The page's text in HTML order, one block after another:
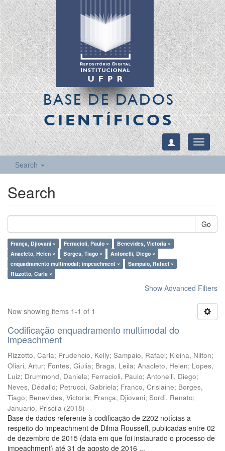
BASE DE DADOS
CIENTÍFICOS
Toggle
Search
Search
Go
França, Djiovani × Ferracioli, Paulo ×
Benevides, Victoria ×
Anacleto, Helen ×
Borges, Tiago ×
Antonelli, Diego ×
enquadramento multimodal; impeachment ×
Sampaio, Rafael ×
Rizzotto, Carla ×
Show Advanced Filters
Now showing items 1-1 of 1
Codificação enquadramento multimodal do
impeachment
Rizzotto, Carla; Prudencio, Kelly; Sampaio, Rafael; Kleina, Nilton;
Oliari, Artur; Fontes, Giulia; Braga, Leila; Anacleto, Helen; Lopes,
Luiz; Drummond, Daniela; Ferracioli, Paulo; Antonelli, Diego;
Neves, Dédallo; Petrucci, Gabriela; Franco, Crislaine; Borges,
Tiago; Benevides, Victoria; França, Djiovani; Sordi, Renato;
Januario, Priscila (2018)
Base de dados referente à codificação de 2202 notícias a
respeito do impeachment de Dilma Rousseff, publicadas entre 02
de dezembro de 2015 (data em que foi instaurado o processo de
impeachment) até 31 de agosto de 2016 ...